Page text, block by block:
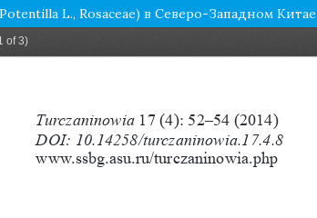
L., Rosaceae) в Северо-Западном Китае